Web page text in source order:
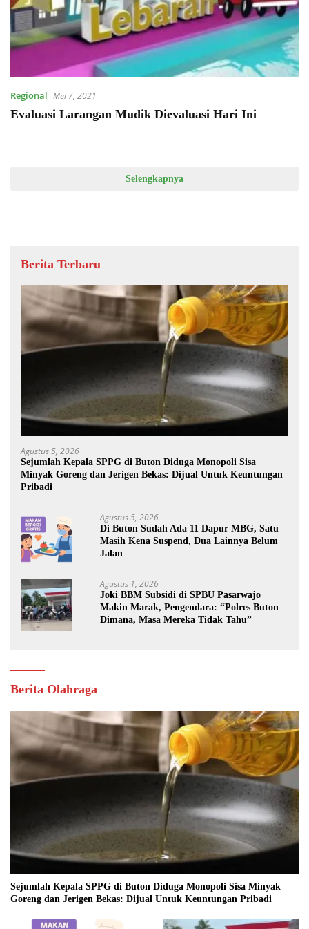
Regional Mei 7, 2021
Evaluasi Larangan Mudik Dievaluasi Hari Ini
Selengkapnya
Berita Terbaru
Agustus 5, 2026
Sejumlah Kepala SPPG di Buton Diduga Monopoli Sisa
Minyak Goreng dan Jerigen Bekas: Dijual Untuk Keuntungan
Pribadi
Agustus 5, 2026
Di Buton Sudah Ada 11 Dapur MBG, Satu
Masih Kena Suspend, Dua Lainnya Belum
Jalan
Agustus 1, 2026
Joki BBM Subsidi di SPBU Pasarwajo
Makin Marak, Pengendara: “Polres Buton
Dimana, Masa Mereka Tidak Tahu”
Berita Olahraga
Sejumlah Kepala SPPG di Buton Diduga Monopoli Sisa Minyak
Goreng dan Jerigen Bekas: Dijual Untuk Keuntungan Pribadi